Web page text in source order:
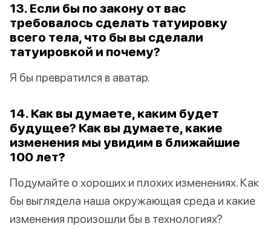
13. Если бы по закону от вас
требовалось сделать татуировку
всего тела, что бы вы сделали
татуировкой и почему?
Я бы превратился в аватар.
14. Как вы думаете, каким будет
будущее? Как вы думаете, какие
изменения мы увидим в ближайшие
100 лет?
Подумайте о хороших и плохих изменениях. Как
бы выглядела наша окружающая среда и какие
изменения произошли бы в технологиях?